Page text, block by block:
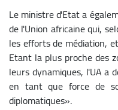
Le ministre d'Etat a
de l'Union africaine qui,
les efforts de médiation,
Etant la plus proche des
leurs dynamiques, l'UA a
en tant que force de
diplomatiques».